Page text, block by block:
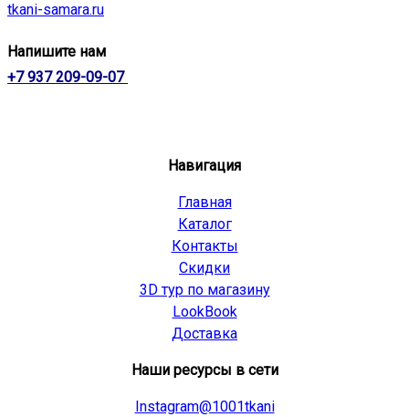
tkani-samara.ru
Напишите нам
+7 937 209-09-07
Навигация
Главная
Каталог
Контакты
Скидки
3D тур по магазину
LookBook
Доставка
Наши ресурсы в сети
Instagram@1001tkani